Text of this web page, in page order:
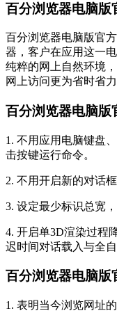
百分浏览器电脑版
百分浏览器电脑版官
器，客户在应用这一
纯粹的网上自然环境
网上访问更为省时省力
百分浏览器电脑版
1. 不用应用电脑键盘
击按键运行命令。
2. 不用开启新的对话
3. 设定最少标识总宽
4. 开启单3D渲染过程
迟时间对话载入与全
百分浏览器电脑版
1. 表明当今浏览网址